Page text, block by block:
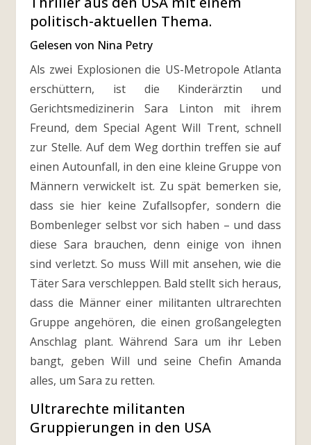
politisch-aktuellen Thema.
Gelesen von Nina Petry
Als zwei Explosionen die US-Metropole Atlanta
erschüttern, ist die Kinderärztin und
Gerichtsmedizinerin Sara Linton mit ihrem
Freund, dem Special Agent Will Trent, schnell
zur Stelle. Auf dem Weg dorthin treffen sie auf
einen Autounfall, in den eine kleine Gruppe von
Männern verwickelt ist. Zu spät bemerken sie,
dass sie hier keine Zufallsopfer, sondern die
Bombenleger selbst vor sich haben – und dass
diese Sara brauchen, denn einige von ihnen
sind verletzt. So muss Will mit ansehen, wie die
Täter Sara verschleppen. Bald stellt sich heraus,
dass die Männer einer militanten ultrarechten
Gruppe angehören, die einen großangelegten
Anschlag plant. Während Sara um ihr Leben
bangt, geben Will und seine Chefin Amanda
alles, um Sara zu retten.
Ultrarechte militanten
Gruppierungen in den USA